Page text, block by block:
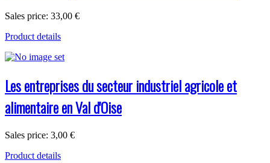
Sales price: 33,00 €
Product details
Les entreprises du secteur industriel agricole et
alimentaire en Val d'Oise
Sales price: 3,00 €
Product details